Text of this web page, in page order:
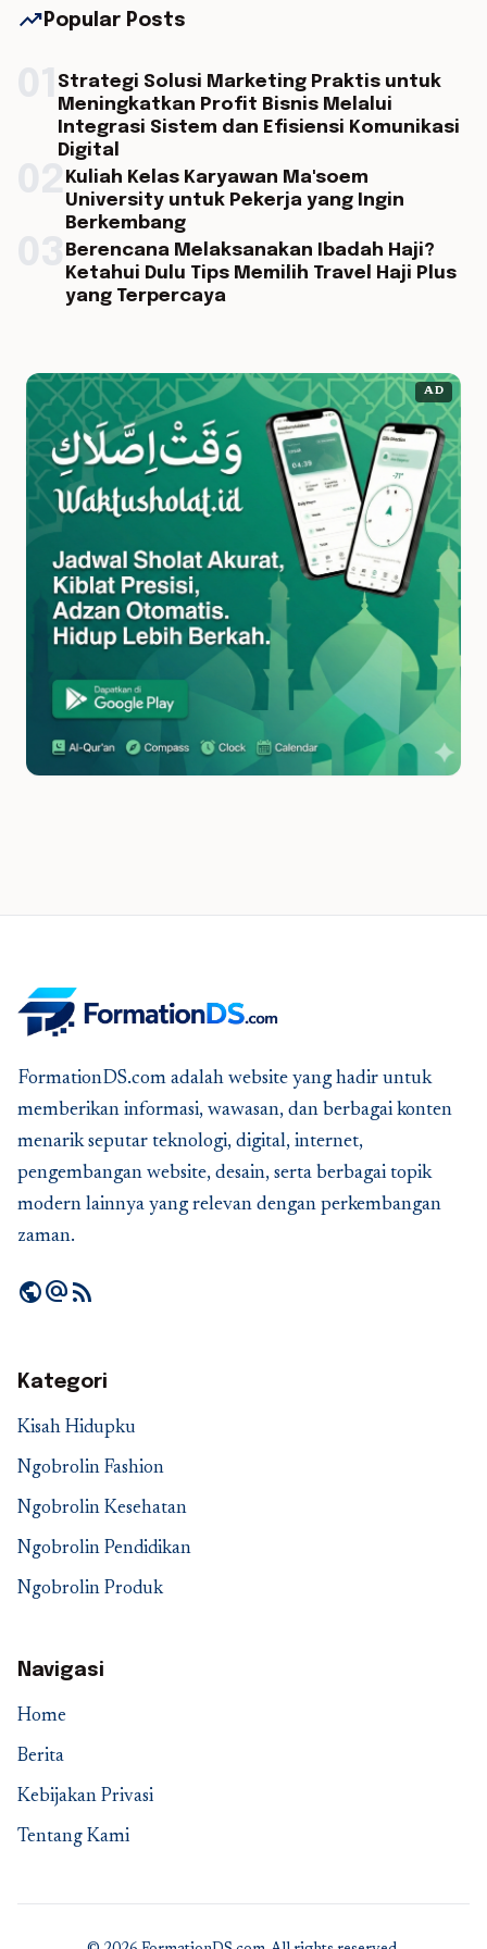
trending_up Popular Posts
Strategi Solusi Marketing Praktis untuk
Meningkatkan Profit Bisnis Melalui
Integrasi Sistem dan Efisiensi Komunikasi
Digital
Kuliah Kelas Karyawan Ma'soem
University untuk Pekerja yang Ingin
Berkembang
Berencana Melaksanakan Ibadah Haji?
Ketahui Dulu Tips Memilih Travel Haji Plus
yang Terpercaya
AD
FormationDS.com adalah website yang hadir untuk
memberikan informasi, wawasan, dan berbagai konten
menarik seputar teknologi, digital, internet,
pengembangan website, desain, serta berbagai topik
modern lainnya yang relevan dengan perkembangan
zaman.
publicalternate_emailrss_feed
Kategori
Kisah Hidupku
Ngobrolin Fashion
Ngobrolin Kesehatan
Ngobrolin Pendidikan
Ngobrolin Produk
Navigasi
Home
Berita
Kebijakan Privasi
Tentang Kami